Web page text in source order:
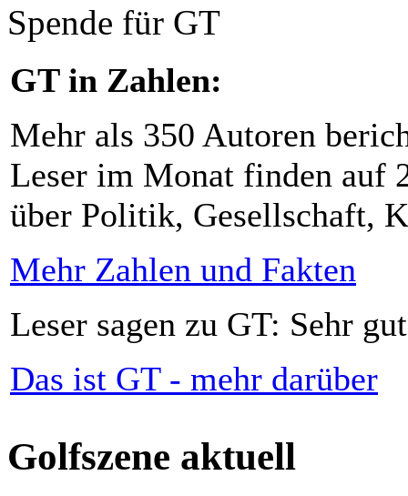
Spende für GT
GT in Zahlen:
Mehr als 350 Autoren
Leser im Monat finden auf
über Politik, Gesellschaft,
Mehr Zahlen und Fakten
Leser sagen zu GT: Sehr
Das ist GT - mehr darüber
Golfszene aktuell